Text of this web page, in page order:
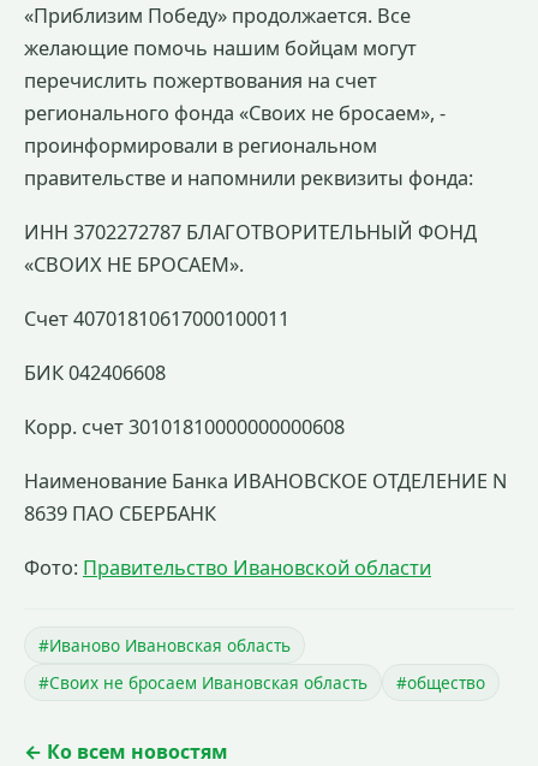
«Приблизим Победу» продолжается. Все
желающие помочь нашим бойцам могут
перечислить пожертвования на счет
регионального фонда «Своих не бросаем», -
проинформировали в региональном
правительстве и напомнили реквизиты фонда:
ИНН 3702272787 БЛАГОТВОРИТЕЛЬНЫЙ ФОНД
«СВОИХ НЕ БРОСАЕМ».
Счет 40701810617000100011
БИК 042406608
Корр. счет 30101810000000000608
Наименование Банка ИВАНОВСКОЕ ОТДЕЛЕНИЕ N
8639 ПАО СБЕРБАНК
Фото: Правительство Ивановской области
#Иваново Ивановская область
#Своих не бросаем Ивановская область
#общество
← Ко всем новостям